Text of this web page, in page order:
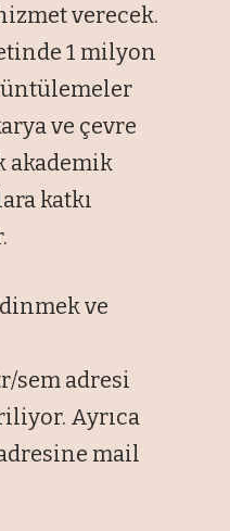
verecek.
1 milyon
ve çevre
akademik
katkı
ve
sem adresi
Ayrıca
mail